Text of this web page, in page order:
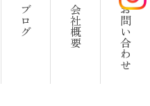
ブ
ロ
グ
会
社
概
要
お
問
い
合
わ
せ